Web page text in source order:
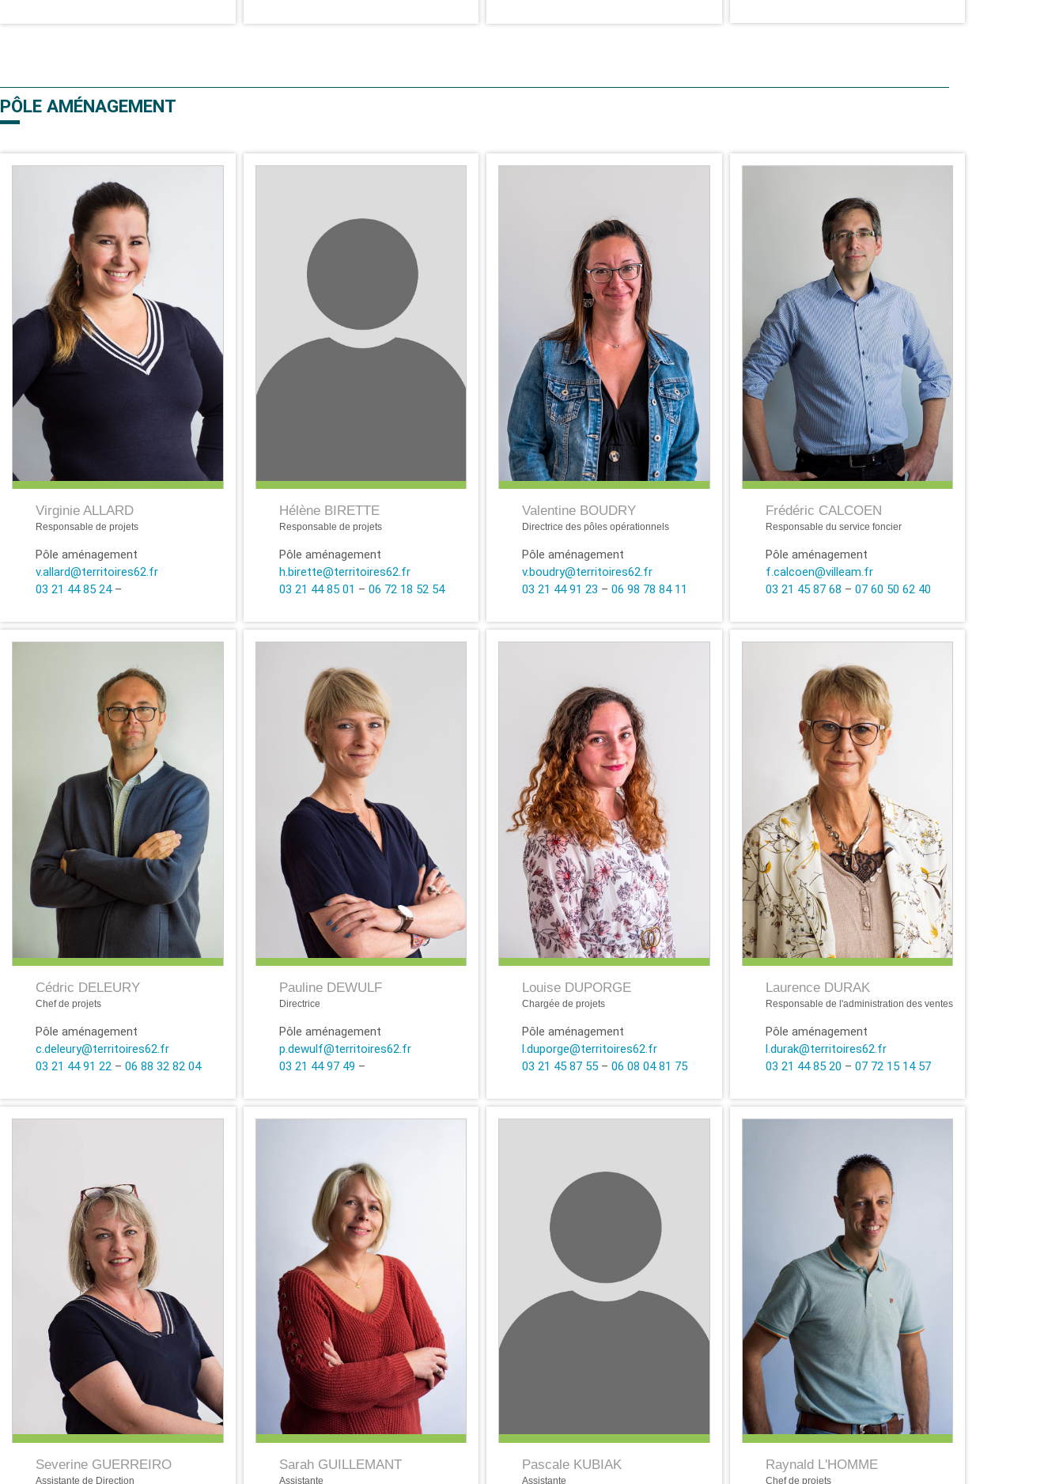
PÔLE AMÉNAGEMENT
Virginie ALLARD
Responsable de projets
Pôle aménagement
v.allard@territoires62.fr
03 21 44 85 24–
Hélène BIRETTE
Responsable de projets
Pôle aménagement
h.birette@territoires62.fr
03 21 44 85 01 – 06 72 18 52 54
Valentine BOUDRY
Directrice des pôles opérationnels
Pôle aménagement
v.boudry@territoires62.fr
03 21 44 91 23 – 06 98 78 84 11
Frédéric CALCOEN
Responsable du service foncier
Pôle aménagement
f.calcoen@villeam.fr
03 21 45 87 68 – 07 60 50 62 40
Cédric DELEURY
Chef de projets
Pôle aménagement
c.deleury@territoires62.fr
03 21 44 91 22 – 06 88 32 82 04
Pauline DEWULF
Directrice
Pôle aménagement
p.dewulf@territoires62.fr
03 21 44 97 49 –
Louise DUPORGE
Chargée de projets
Pôle aménagement
l.duporge@territoires62.fr
03 21 45 87 55 – 06 08 04 81 75
Laurence DURAK
Responsable de l'administration des ventes
Pôle aménagement
l.durak@territoires62.fr
03 21 44 85 20 – 07 72 15 14 57
Severine GUERREIRO
Assistante de Direction
Sarah GUILLEMANT
Assistante
Pascale KUBIAK
Assistante
Raynald L'HOMME
Chef de projets